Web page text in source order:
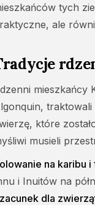
tych
ale
mieszkańcy
traktowali
które
musieli
na karibu i
i Inuitów na
dla